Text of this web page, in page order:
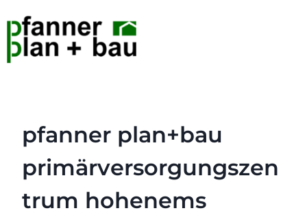
pfanner plan+bau
primärversorgungszen
trum hohenems